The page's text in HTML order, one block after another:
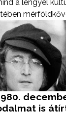
a lengyel
is